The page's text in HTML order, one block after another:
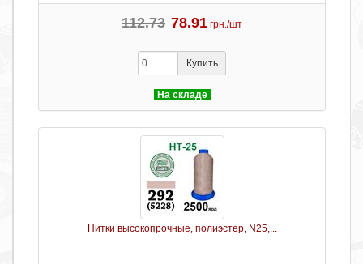
112.73 78.91 грн./шт
Купить
На складе
Нитки высокопрочные, полиэстер, N25,...